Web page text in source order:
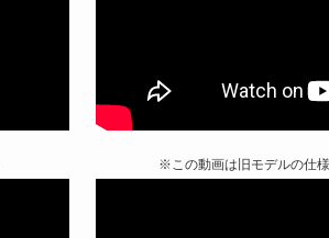
※この動画は旧モデルの仕